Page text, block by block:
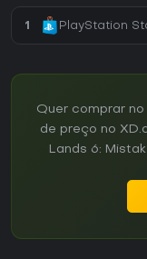
1 PlayStation
Quer comprar
de preço no
Lands 6: